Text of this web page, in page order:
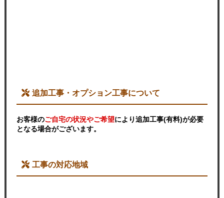
追加工事・オプション工事について
お客様のご自宅の状況やご希望により追加工事(有料)が必要
となる場合がございます。
工事の対応地域